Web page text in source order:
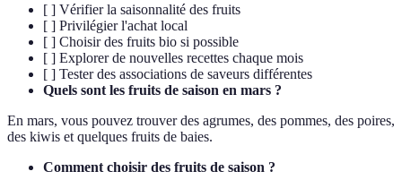
[ ] Vérifier la saisonnalité des fruits
[ ] Privilégier l'achat local
[ ] Choisir des fruits bio si possible
[ ] Explorer de nouvelles recettes chaque mois
[ ] Tester des associations de saveurs différentes
Quels sont les fruits de saison en mars ?
En mars, vous pouvez trouver des agrumes, des pommes, des poires,
des kiwis et quelques fruits de baies.
Comment choisir des fruits de saison ?